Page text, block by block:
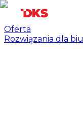
Oferta
Rozwiązania dla